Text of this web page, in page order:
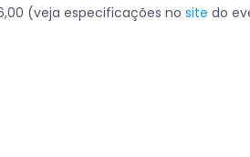
6,00 (veja especificações nosite do